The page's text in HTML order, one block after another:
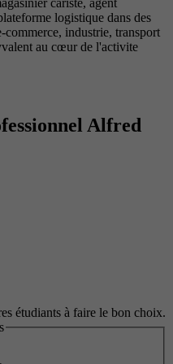
cariste, agent
logistique dans des
commerce, industrie, transport
au cœur de l'activite
Alfred
étudiants à faire le bon choix.